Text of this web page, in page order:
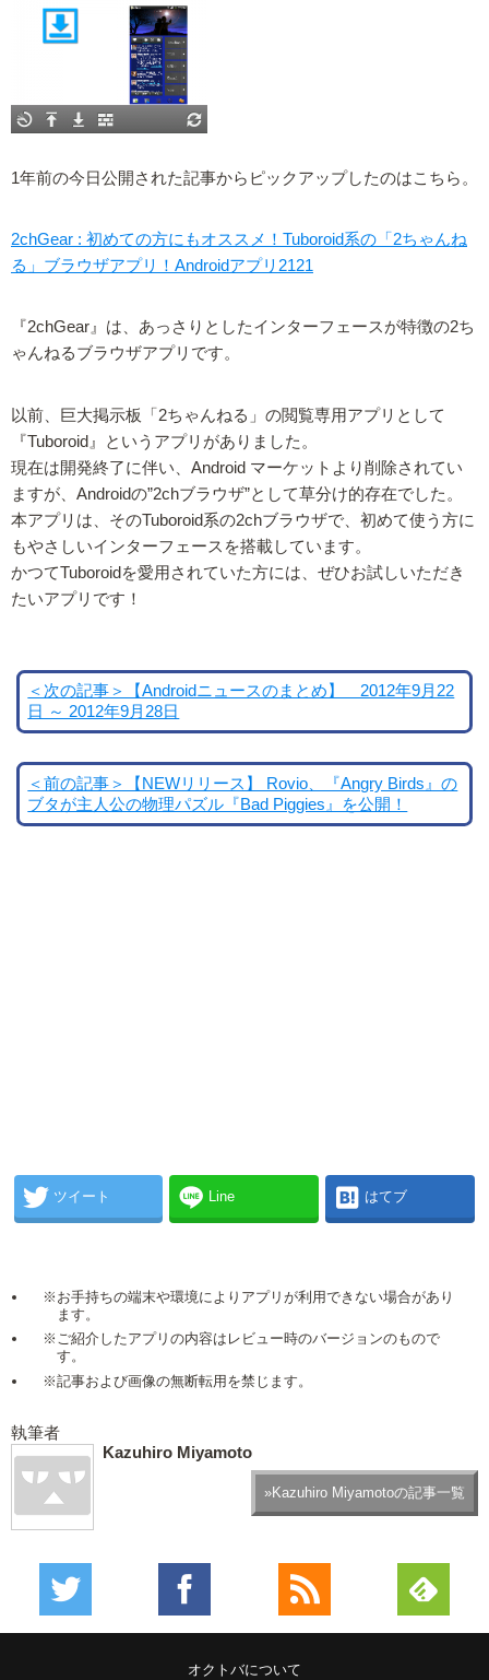
1年前の今日公開された記事からピックアップしたのはこちら。
2chGear : 初めての方にもオススメ！Tuboroid系の「2ちゃんね
る」ブラウザアプリ！Androidアプリ2121
『2chGear』は、あっさりとしたインターフェースが特徴の2ち
ゃんねるブラウザアプリです。
以前、巨大掲示板「2ちゃんねる」の閲覧専用アプリとして
『Tuboroid』というアプリがありました。
現在は開発終了に伴い、Android マーケットより削除されてい
ますが、Androidの”2chブラウザ”として草分け的存在でした。
本アプリは、そのTuboroid系の2chブラウザで、初めて使う方に
もやさしいインターフェースを搭載しています。
かつてTuboroidを愛用されていた方には、ぜひお試しいただき
たいアプリです！
＜次の記事＞【Androidニュースのまとめ】 2012年9月22
日 ～ 2012年9月28日
＜前の記事＞【NEWリリース】 Rovio、『Angry Birds』の
ブタが主人公の物理パズル『Bad Piggies』を公開！
ツイート Line はてブ
※お手持ちの端末や環境によりアプリが利用できない場合があり
ます。
※ご紹介したアプリの内容はレビュー時のバージョンのもので
す。
※記事および画像の無断転用を禁じます。
執筆者
Kazuhiro Miyamoto
»Kazuhiro Miyamotoの記事一覧
オクトバについて